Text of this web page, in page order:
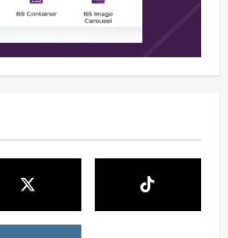
8, 2026
Nasional Aman Harus Dijaga
RI ke-81 Momentum Menjaga
Keamanan, dan Optimisme